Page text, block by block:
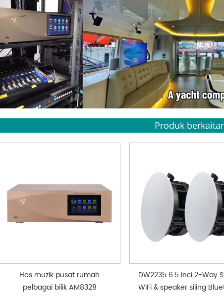
Produk
Hos muzik pusat rumah
pelbagai bilik AM8328
DW2235 6.5 inci 2-Way
WiFi & speaker siling